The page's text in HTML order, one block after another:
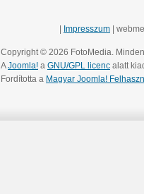
Impresszum |
Copyright © 2026 FotoMedia.
AJoomla! a GNU/GPL licenc alatt
Fordította a Magyar Joomla!